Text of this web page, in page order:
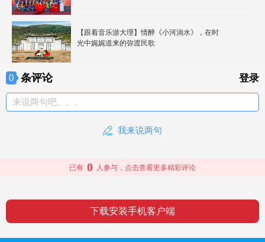
【跟着音乐游大理】情醉《小河淌水》，在时
光中娓娓道来的弥渡民歌
0 条评论 登录
来说两句吧。。。
我来说两句
已有 0 人参与，点击查看更多精彩评论
下载安装手机客户端